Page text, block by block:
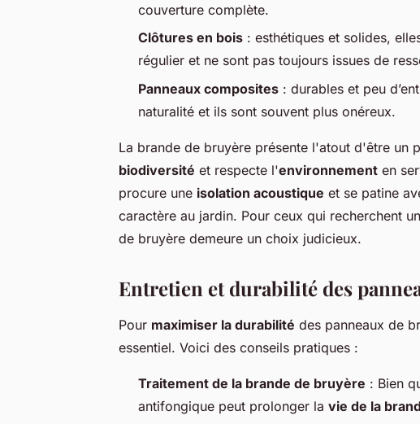
couverture complète.
Clôtures en bois : esthétiques et solides,
régulier et ne sont pas toujours issues de
Panneaux composites : durables et peu
naturalité et ils sont souvent plus onéreux.
La brande de bruyère présente l'atout d'être un
biodiversité et respecte l'environnement en
procure une isolation acoustique et se patine
caractère au jardin. Pour ceux qui recherchent
de bruyère demeure un choix judicieux.
Entretien et durabilité des
Pour maximiser la durabilité des panneaux de
essentiel. Voici des conseils pratiques :
Traitement de la brande de bruyère : Bien
antifongique peut prolonger la vie de la